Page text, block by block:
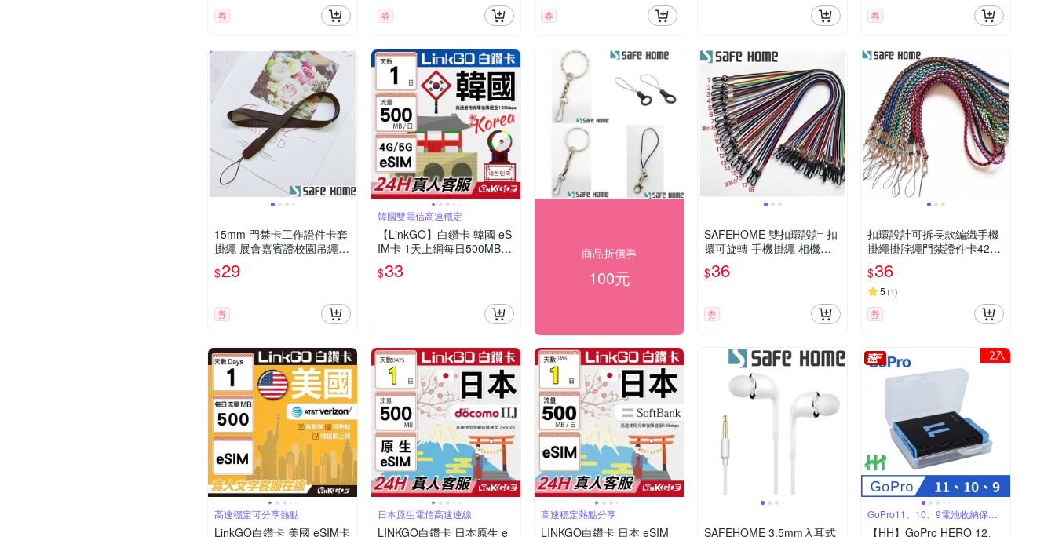
券 券 券 券
15mm 門禁卡工作證件卡套
掛繩 展會嘉賓證校園吊繩
可調整頸圈尺寸 41公分長
(恕不接受指定顏色出貨) CP
$29
券
韓國雙電信高速穩定
【LinkGO】白鑽卡 韓國 eS
IM卡 1天上網每日500MB
高速流量(韓國網卡 首爾 釜
山 濟州島)
$33
商品折價券
100元
SAFEHOME 雙扣環設計 扣
擐可旋轉 手機掛繩 相機手
繩 短掛繩 防丟無痕 58公分
長 (恕不接受指定顏色出貨)
$36
券
扣環設計可拆長款編織手機
掛繩掛脖繩門禁證件卡42公
分(恕不接受指定顏色出貨)
CPA037
$36
5 (1)
券
高速穩定可分享熱點
LinkGO白鑽卡 美國 eSIM卡
日本原生電信高速連線
LINKGO白鑽卡 日本原生 e
高速穩定熱點分享
LINKGO白鑽卡 日本 eSIM
SAFEHOME 3.5mm入耳式
GoPro11、10、9電池收納保護
【HH】GoPro HERO 12、